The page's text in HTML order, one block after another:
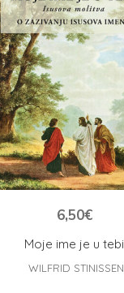
Moje ime je u tebi
6,50€
WILFRID STINISSEN